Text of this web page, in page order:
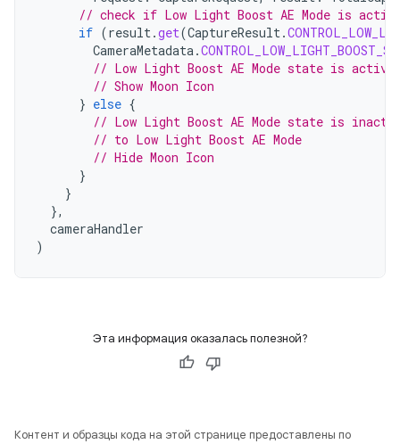
// check if Low Light Boost AE Mode is
if (result.get(CaptureResult.
CameraMetadata.
// Low Light Boost AE Mode state is active
// Show Moon Icon
} else {
// Low Light Boost AE Mode state is
// to Low Light Boost AE Mode
// Hide Moon Icon
}
}
},
cameraHandler
)
Эта информация оказалась полезной?
Контент и образцы кода на этой странице предоставлены по